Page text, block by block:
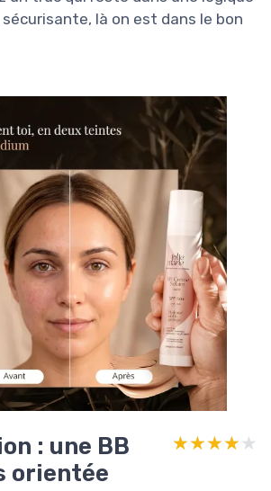
là on est dans le bon
: une BB
orientée
★★★★★
★★★★★